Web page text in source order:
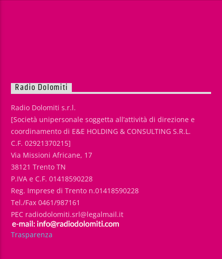
Radio Dolomiti
Radio Dolomiti s.r.l.
[Società unipersonale soggetta all’attività di direzione e
coordinamento di E&E HOLDING & CONSULTING S.R.L.
C.F. 02921370215]
Via Missioni Africane, 17
38121 Trento TN
P.IVA e C.F. 01418590228
Reg. Imprese di Trento n.01418590228
Tel./Fax 0461/987161
PEC radiodolomiti.srl@legalmail.it
Trasparenza